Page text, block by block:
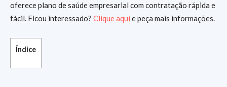
oferece plano de saúde empresarial com contratação rápida e
fácil. Ficou interessado? Clique aqui e peça mais informações.
Índice